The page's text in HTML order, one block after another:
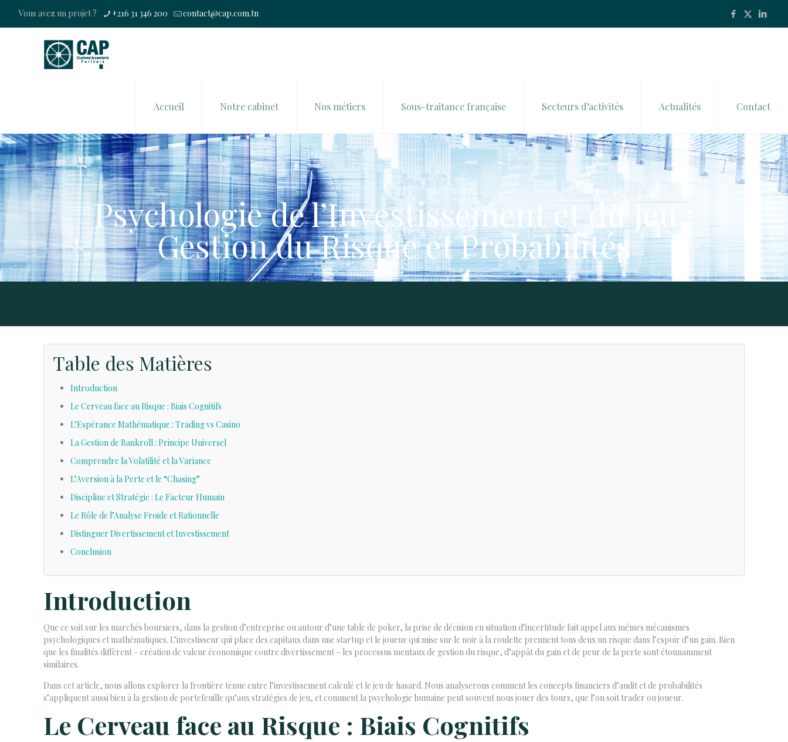
Vous avez un projet ? +216 31 346 200 contact@cap.com.tn
Accueil Notre cabinet Nos métiers Sous-traitance française Secteurs d’activités Actualités Contact
Psychologie de l’Investissement et du Jeu :
Gestion du Risque et Probabilités
Table des Matières
Introduction
Le Cerveau face au Risque : Biais Cognitifs
L’Espérance Mathématique : Trading vs Casino
La Gestion de Bankroll : Principe Universel
Comprendre la Volatilité et la Variance
L’Aversion à la Perte et le “Chasing”
Discipline et Stratégie : Le Facteur Humain
Le Rôle de l’Analyse Froide et Rationnelle
Distinguer Divertissement et Investissement
Conclusion
Introduction
Que ce soit sur les marchés boursiers, dans la gestion d’entreprise ou autour d’une table de poker, la prise de décision en situation d’incertitude fait appel aux mêmes mécanismes
psychologiques et mathématiques. L’investisseur qui place des capitaux dans une startup et le joueur qui mise sur le noir à la roulette prennent tous deux un risque dans l’espoir d’un gain. Bien
que les finalités diffèrent – création de valeur économique contre divertissement – les processus mentaux de gestion du risque, d’appât du gain et de peur de la perte sont étonnamment
similaires.
Dans cet article, nous allons explorer la frontière ténue entre l’investissement calculé et le jeu de hasard. Nous analyserons comment les concepts financiers d’audit et de probabilités
s’appliquent aussi bien à la gestion de portefeuille qu’aux stratégies de jeu, et comment la psychologie humaine peut souvent nous jouer des tours, que l’on soit trader ou joueur.
Le Cerveau face au Risque : Biais Cognitifs